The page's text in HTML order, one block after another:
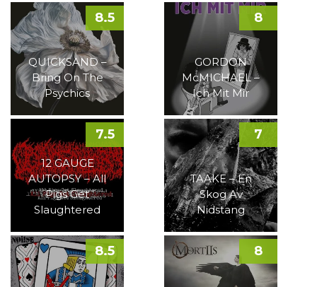
QUICKSAND –
Bring On The
Psychics
8.5
GORDON
McMICHAEL –
Ich Mit Mir
8
12 GAUGE
AUTOPSY – All
Pigs Get
Slaughtered
7.5
TAAKE – En
Skog Av
Nidstang
7
8.5 8